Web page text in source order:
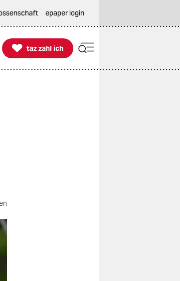
epaper login

taz zahl ich
taz zahl ich